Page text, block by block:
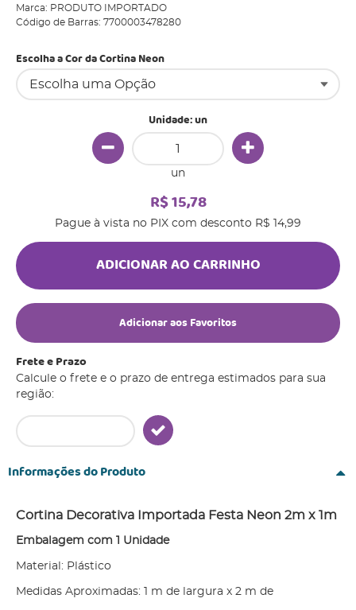
Marca: PRODUTO IMPORTADO
Código de Barras: 7700003478280
Escolha a Cor da Cortina Neon
Unidade: un
un
R$ 15,78
Pague à vista no PIX com desconto R$ 14,99
ADICIONAR AO CARRINHO
Adicionar aos Favoritos
Frete e Prazo
Calcule o frete e o prazo de entrega estimados para sua
região:
Informações do Produto
Cortina Decorativa Importada Festa Neon 2m x 1m
Embalagem com 1 Unidade
Material: Plástico
Medidas Aproximadas: 1 m de largura x 2 m de